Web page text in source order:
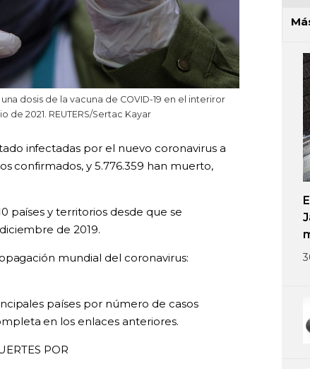
dosis de la vacuna de COVID-19 en el interiror
de 2021. REUTERS/Sertac Kayar
infectadas por el nuevo coronavirus a
confirmados, y 5.776.359​ han muerto,
países y territorios desde que se
de 2019.
mundial del coronavirus:
países por número de casos
en los enlaces anteriores.
POR